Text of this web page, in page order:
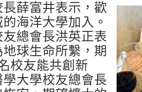
薛富井表示，歡
海洋大學加入。
總會長洪英正表
球生命所繫，期
校友能共創新
大學校友總會長